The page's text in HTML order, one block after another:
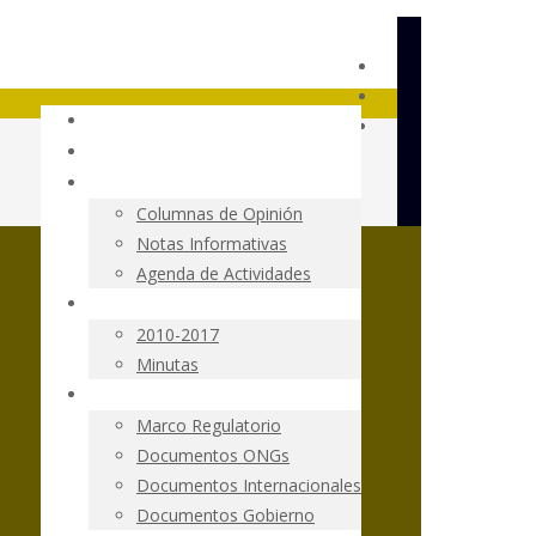
Columnas de Opinión
Notas Informativas
Agenda de Actividades
2010-2017
Minutas
Marco Regulatorio
Documentos ONGs
Documentos Internacionales
Documentos Gobierno